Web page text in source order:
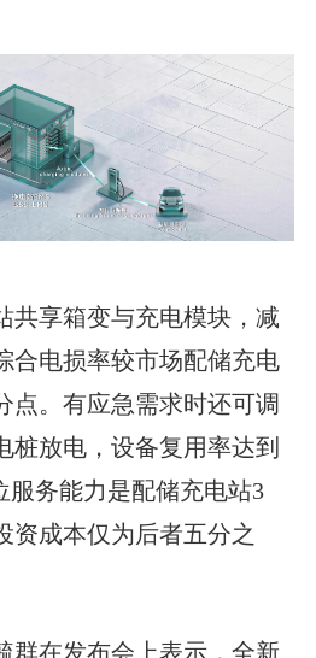
共享箱变与充电模块，减
合电损率较市场配储充电
点。有应急需求时还可调
桩放电，设备复用率达到
服务能力是配储充电站3
资成本仅为后者五分之
群在发布会上表示，全新